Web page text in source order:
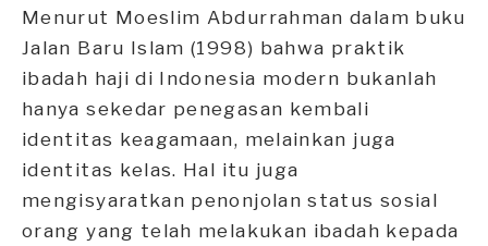
Menurut Moeslim Abdurrahman dalam buku
Jalan Baru Islam (1998) bahwa praktik
ibadah haji di Indonesia modern bukanlah
hanya sekedar penegasan kembali
identitas keagamaan, melainkan juga
identitas kelas. Hal itu juga
mengisyaratkan penonjolan status sosial
orang yang telah melakukan ibadah kepada